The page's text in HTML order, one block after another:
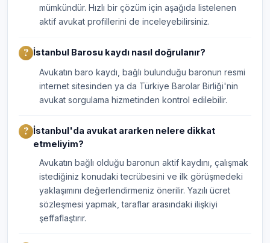
mümkündür. Hızlı bir çözüm için aşağıda listelenen
aktif avukat profillerini de inceleyebilirsiniz.
İstanbul Barosu kaydı nasıl doğrulanır?
Avukatın baro kaydı, bağlı bulunduğu baronun resmi
internet sitesinden ya da Türkiye Barolar Birliği'nin
avukat sorgulama hizmetinden kontrol edilebilir.
İstanbul'da avukat ararken nelere dikkat
etmeliyim?
Avukatın bağlı olduğu baronun aktif kaydını, çalışmak
istediğiniz konudaki tecrübesini ve ilk görüşmedeki
yaklaşımını değerlendirmeniz önerilir. Yazılı ücret
sözleşmesi yapmak, taraflar arasındaki ilişkiyi
şeffaflaştırır.